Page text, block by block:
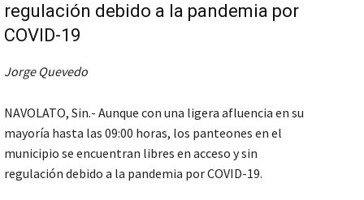
regulación debido a la pandemia por
COVID-19
Jorge Quevedo
NAVOLATO, Sin.- Aunque con una ligera afluencia en su
mayoría hasta las 09:00 horas, los panteones en el
municipio se encuentran libres en acceso y sin
regulación debido a la pandemia por COVID-19.